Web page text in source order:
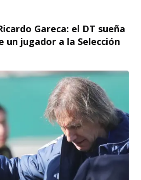
Gareca: el DT sueña
un jugador a la Selección